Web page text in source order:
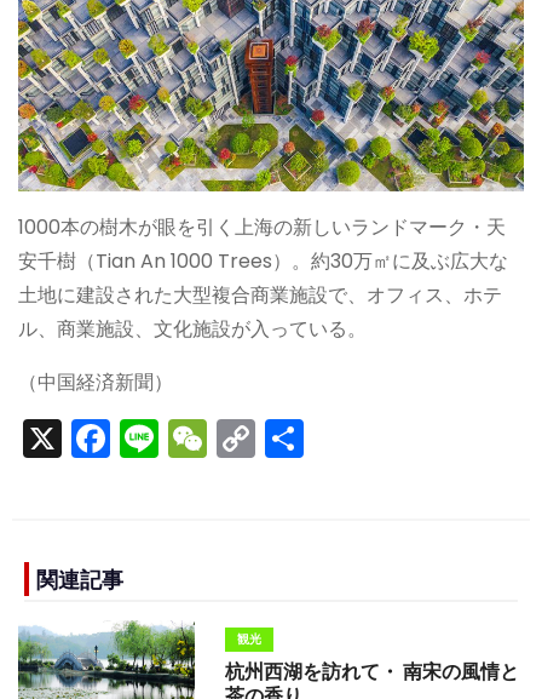
1000本の樹木が眼を引く上海の新しいランドマーク・天
安千樹（Tian An 1000 Trees）。約30万㎡に及ぶ広大な
土地に建設された大型複合商業施設で、オフィス、ホテ
ル、商業施設、文化施設が入っている。
（中国経済新聞）
X F
e
b
o
o
Li W C
n
k
関連記事
観光
杭州西湖を訪れて・ 南宋の風情と